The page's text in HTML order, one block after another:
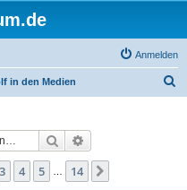
Anmelden
in den Medien
Suche
14
3 4 5 14